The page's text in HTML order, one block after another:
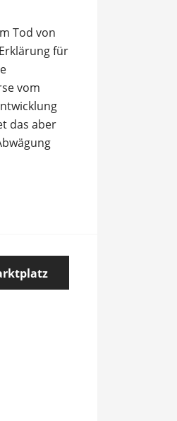
Tod von
für
vom
das aber